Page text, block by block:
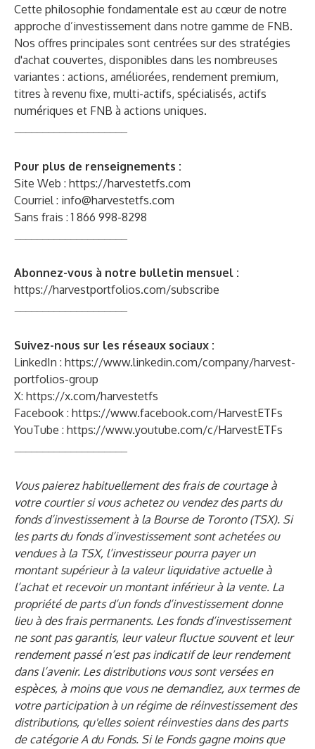
Cette philosophie fondamentale est au cœur de notre
approche d’investissement dans notre gamme de FNB.
Nos offres principales sont centrées sur des stratégies
d'achat couvertes, disponibles dans les nombreuses
variantes : actions, améliorées, rendement premium,
titres à revenu fixe, multi-actifs, spécialisés, actifs
numériques et FNB à actions uniques.
Pour plus de renseignements :
Site Web : https://harvestetfs.com
Courriel : info@harvestetfs.com
Sans frais : 1 866 998-8298
Abonnez-vous à notre bulletin mensuel :
https://harvestportfolios.com/subscribe
Suivez-nous sur les réseaux sociaux :
LinkedIn : https://www.linkedin.com/company/harvest-
portfolios-group
X: https://x.com/harvestetfs
Facebook : https://www.facebook.com/HarvestETFs
YouTube : https://www.youtube.com/c/HarvestETFs
Vous paierez habituellement des frais de courtage à
votre courtier si vous achetez ou vendez des parts du
fonds d’investissement à la Bourse de Toronto (TSX). Si
les parts du fonds d’investissement sont achetées ou
vendues à la TSX, l’investisseur pourra payer un
montant supérieur à la valeur liquidative actuelle à
l’achat et recevoir un montant inférieur à la vente. La
propriété de parts d’un fonds d’investissement donne
lieu à des frais permanents. Les fonds d’investissement
ne sont pas garantis, leur valeur fluctue souvent et leur
rendement passé n’est pas indicatif de leur rendement
dans l’avenir. Les distributions vous sont versées en
espèces, à moins que vous ne demandiez, aux termes de
votre participation à un régime de réinvestissement des
distributions, qu'elles soient réinvesties dans des parts
de catégorie A du Fonds. Si le Fonds gagne moins que